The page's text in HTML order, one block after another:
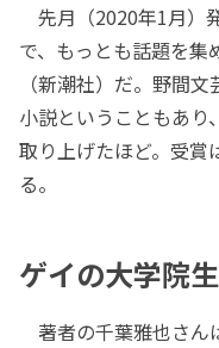
先月（2020年1月）
で、もっとも話題を集
（新潮社）だ。野間
小説ということもあり
取り上げたほど。受賞
る。
ゲイの大学院
著者の千葉雅也さん